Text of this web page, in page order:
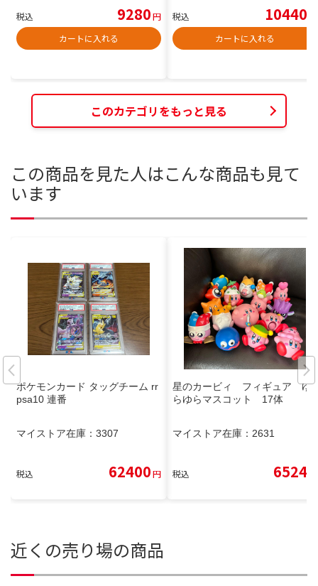
税込 9280円
カートに入れる
税込 10440
カートに入れる
このカテゴリをもっと見る
この商品を見た人はこんな商品も見て
います
ポケモンカード タッグチーム rr
psa10 連番
マイストア在庫： 3307
税込 62400円
星のカービィ フィギュア ゆ
らゆらマスコット 17体
マイストア在庫： 2631
税込 6524
近くの売り場の商品